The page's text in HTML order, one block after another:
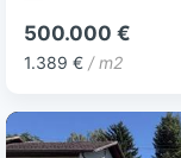
500.000 €
1.389 € / m2